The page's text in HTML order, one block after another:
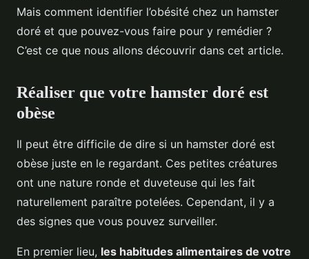
Mais comment identifier l’obésité chez un hamster
doré et que pouvez-vous faire pour y remédier ?
C’est ce que nous allons découvrir dans cet article.
Réaliser que votre hamster doré est
obèse
Il peut être difficile de dire si un hamster doré est
obèse juste en le regardant. Ces petites créatures
ont une nature ronde et duveteuse qui les fait
naturellement paraître potelées. Cependant, il y a
des signes que vous pouvez surveiller.
En premier lieu, les habitudes alimentaires de votre